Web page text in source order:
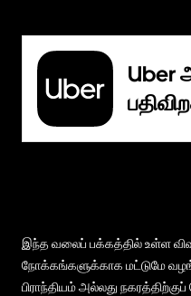
Uber
இந்த வலைப் பக்கத்தில் உள்ள
நோக்கங்களுக்காக மட்டுமே
பிராந்தியம் அல்லது